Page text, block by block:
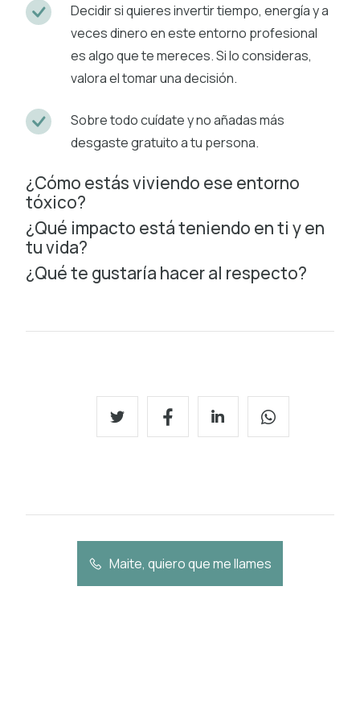
Decidir si quieres invertir tiempo, energía y a
veces dinero en este entorno profesional
es algo que te mereces. Si lo consideras,
valora el tomar una decisión.
Sobre todo cuídate y no añadas más
desgaste gratuito a tu persona.
¿Cómo estás viviendo ese entorno
tóxico?
¿Qué impacto está teniendo en ti y en
tu vida?
¿Qué te gustaría hacer al respecto?
Maite, quiero que me llames